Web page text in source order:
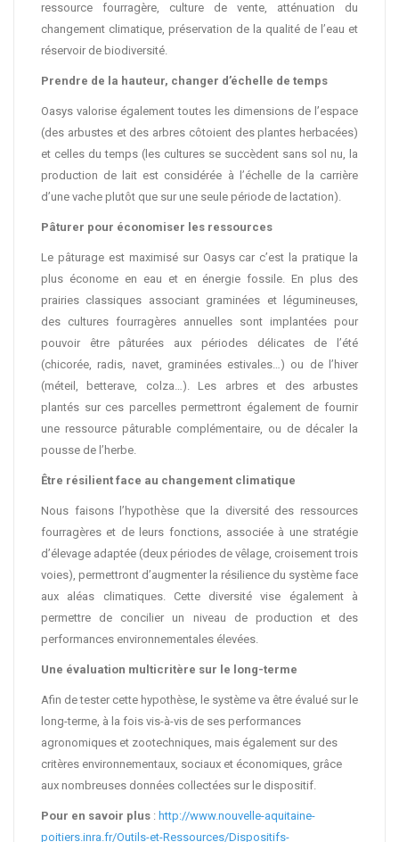
ressource fourragère, culture de vente, atténuation du
changement climatique, préservation de la qualité de l’eau et
réservoir de biodiversité.
Prendre de la hauteur, changer d’échelle de temps
Oasys valorise également toutes les dimensions de l’espace
(des arbustes et des arbres côtoient des plantes herbacées)
et celles du temps (les cultures se succèdent sans sol nu, la
production de lait est considérée à l’échelle de la carrière
d’une vache plutôt que sur une seule période de lactation).
Pâturer pour économiser les ressources
Le pâturage est maximisé sur Oasys car c’est la pratique la
plus économe en eau et en énergie fossile. En plus des
prairies classiques associant graminées et légumineuses,
des cultures fourragères annuelles sont implantées pour
pouvoir être pâturées aux périodes délicates de l’été
(chicorée, radis, navet, graminées estivales…) ou de l’hiver
(méteil, betterave, colza…). Les arbres et des arbustes
plantés sur ces parcelles permettront également de fournir
une ressource pâturable complémentaire, ou de décaler la
pousse de l’herbe.
Être résilient face au changement climatique
Nous faisons l’hypothèse que la diversité des ressources
fourragères et de leurs fonctions, associée à une stratégie
d’élevage adaptée (deux périodes de vêlage, croisement trois
voies), permettront d’augmenter la résilience du système face
aux aléas climatiques. Cette diversité vise également à
permettre de concilier un niveau de production et des
performances environnementales élevées.
Une évaluation multicritère sur le long-terme
Afin de tester cette hypothèse, le système va être évalué sur le
long-terme, à la fois vis-à-vis de ses performances
agronomiques et zootechniques, mais également sur des
critères environnementaux, sociaux et économiques, grâce
aux nombreuses données collectées sur le dispositif.
Pour en savoir plus : http://www.nouvelle-aquitaine-
poitiers.inra.fr/Outils-et-Ressources/Dispositifs-